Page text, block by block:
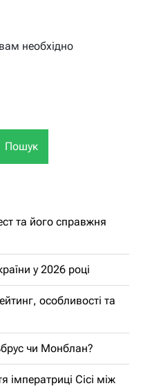
необхідно
Пошук
та його справжня
у 2026 році
особливості та
чи Монблан?
імператриці Сісі між